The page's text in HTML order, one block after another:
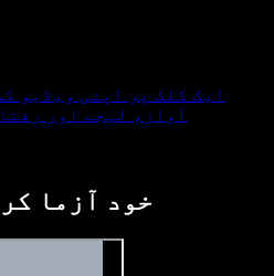
ایک کلک پر اپنی ویڈیو
آواز، لہجے اور
خود آزما